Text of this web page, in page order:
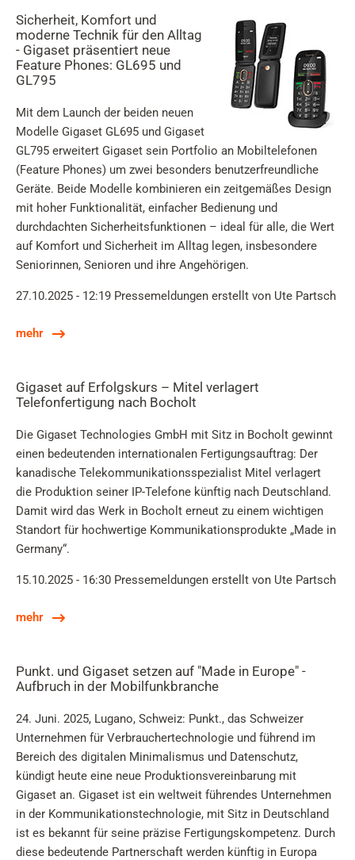
Sicherheit, Komfort und
moderne Technik für den Alltag
- Gigaset präsentiert neue
Feature Phones: GL695 und
GL795
Mit dem Launch der beiden neuen
Modelle Gigaset GL695 und Gigaset
GL795 erweitert Gigaset sein Portfolio an Mobiltelefonen
(Feature Phones) um zwei besonders benutzerfreundliche
Geräte. Beide Modelle kombinieren ein zeitgemäßes Design
mit hoher Funktionalität, einfacher Bedienung und
durchdachten Sicherheitsfunktionen – ideal für alle, die Wert
auf Komfort und Sicherheit im Alltag legen, insbesondere
Seniorinnen, Senioren und ihre Angehörigen.
27.10.2025 - 12:19 Pressemeldungen erstellt von Ute Partsch
mehr
Gigaset auf Erfolgskurs – Mitel verlagert
Telefonfertigung nach Bocholt
Die Gigaset Technologies GmbH mit Sitz in Bocholt gewinnt
einen bedeutenden internationalen Fertigungsauftrag: Der
kanadische Telekommunikationsspezialist Mitel verlagert
die Produktion seiner IP-Telefone künftig nach Deutschland.
Damit wird das Werk in Bocholt erneut zu einem wichtigen
Standort für hochwertige Kommunikationsprodukte „Made in
Germany“.
15.10.2025 - 16:30 Pressemeldungen erstellt von Ute Partsch
mehr
Punkt. und Gigaset setzen auf "Made in Europe" -
Aufbruch in der Mobilfunkbranche
24. Juni. 2025, Lugano, Schweiz: Punkt., das Schweizer
Unternehmen für Verbrauchertechnologie und führend im
Bereich des digitalen Minimalismus und Datenschutz,
kündigt heute eine neue Produktionsvereinbarung mit
Gigaset an. Gigaset ist ein weltweit führendes Unternehmen
in der Kommunikationstechnologie, mit Sitz in Deutschland
ist es bekannt für seine präzise Fertigungskompetenz. Durch
diese bedeutende Partnerschaft werden künftig in Europa